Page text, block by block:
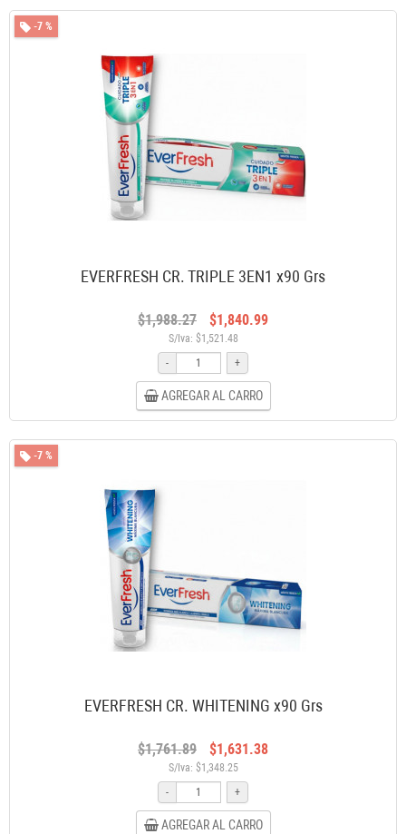
-7 %
EVERFRESH CR. TRIPLE 3EN1 x90 Grs
$1,988.27 $1,840.99
S/Iva: $1,521.48
-
+
AGREGAR AL CARRO
-7 %
EVERFRESH CR. WHITENING x90 Grs
$1,761.89 $1,631.38
S/Iva: $1,348.25
-
+
AGREGAR AL CARRO